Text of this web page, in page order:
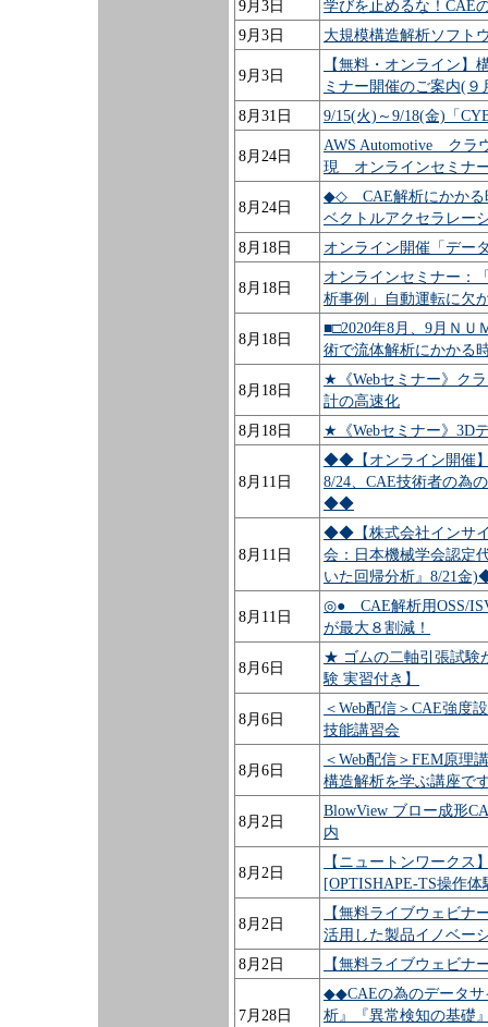
9月3日
学びを止めるな！CAE
9月3日
大規模構造解析ソフト
9月3日
【無料・オンライン
ミナー開催のご案内(９
8月31日
9/15(火)～9/18(金)「
8月24日
AWS Automotive クラ
現 オンラインセミナ
8月24日
◆◇ CAE解析にかかる
ベクトルアクセラレ
8月18日
オンライン開催「デー
8月18日
オンラインセミナー：
析事例」自動運転に欠
8月18日
■□2020年8月、9月ＮＵ
術で流体解析にかかる
8月18日
★《Webセミナー》ク
計の高速化
8月18日
★《Webセミナー》3D
8月11日
◆◆【オンライン開催
8/24、CAE技術者の為
◆◆
8月11日
◆◆【株式会社インサ
会：日本機械学会認定
いた回帰分析』8/21
8月11日
◎● CAE解析用OSS/
が最大８割減！
8月6日
★ ゴムの二軸引張試験
験 実習付き】
8月6日
＜Web配信＞CAE強
技能講習会
8月6日
＜Web配信＞FEM原
構造解析を学ぶ講座で
8月2日
BlowView ブロー成形
内
8月2日
【ニュートンワーク
[OPTISHAPE-TS操作体
8月2日
【無料ライブウェビナ
活用した製品イノベー
8月2日
【無料ライブウェビナ
7月28日
◆◆CAEの為のデータサ
析』『異常検知の基礎